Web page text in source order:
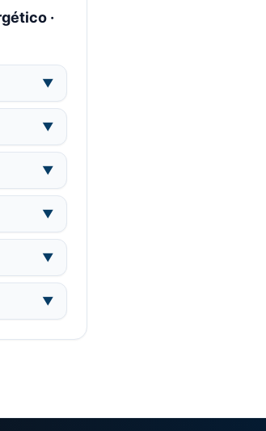
·
▼
▼
▼
▼
▼
▼